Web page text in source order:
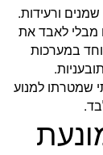
ורעידות.
מבלי לאבד את
במערכות
שמטרתו למנוע